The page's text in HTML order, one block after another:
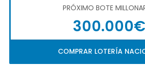
PRÓXIMO BOTE
300.000€
COMPRAR LOTERÍA